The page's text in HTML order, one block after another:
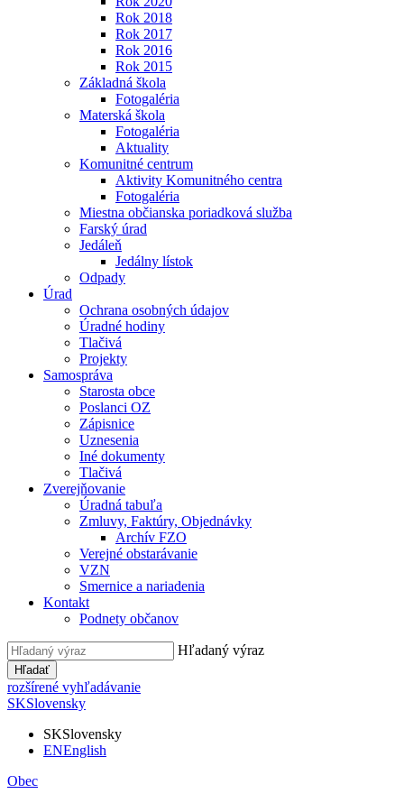
Rok 2018
Rok 2017
Rok 2016
Rok 2015
Základná škola
Fotogaléria
Materská škola
Fotogaléria
Aktuality
Komunitné centrum
Aktivity Komunitného centra
Fotogaléria
Miestna občianska poriadková služba
Farský úrad
Jedáleň
Jedálny lístok
Odpady
Úrad
Ochrana osobných údajov
Úradné hodiny
Tlačivá
Projekty
Samospráva
Starosta obce
Poslanci OZ
Zápisnice
Uznesenia
Iné dokumenty
Tlačivá
Zverejňovanie
Úradná tabuľa
Zmluvy, Faktúry, Objednávky
Archív FZO
Verejné obstarávanie
VZN
Smernice a nariadenia
Kontakt
Podnety občanov
Hľadaný výraz
Hľadať
rozšírené vyhľadávanie
SKSlovensky
SKSlovensky
ENEnglish
Obec